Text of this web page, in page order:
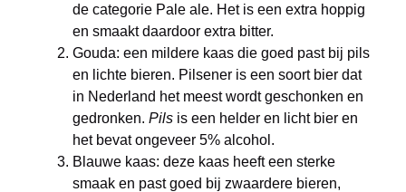
de categorie Pale ale. Het is een extra hoppig
en smaakt daardoor extra bitter.
Gouda: een mildere kaas die goed past bij pils
en lichte bieren. Pilsener is een soort bier dat
in Nederland het meest wordt geschonken en
gedronken. Pils is een helder en licht bier en
het bevat ongeveer 5% alcohol.
Blauwe kaas: deze kaas heeft een sterke
smaak en past goed bij zwaardere bieren,